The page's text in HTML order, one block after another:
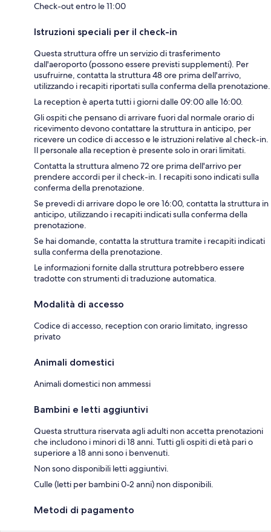
Check-out entro le 11:00
Istruzioni speciali per il check-in
Questa struttura offre un servizio di trasferimento
dall'aeroporto (possono essere previsti supplementi). Per
usufruirne, contatta la struttura 48 ore prima dell'arrivo,
utilizzando i recapiti riportati sulla conferma della prenotazione.
La reception è aperta tutti i giorni dalle 09:00 alle 16:00.
Gli ospiti che pensano di arrivare fuori dal normale orario di
ricevimento devono contattare la struttura in anticipo, per
ricevere un codice di accesso e le istruzioni relative al check-in.
Il personale alla reception è presente solo in orari limitati.
Contatta la struttura almeno 72 ore prima dell'arrivo per
prendere accordi per il check-in. I recapiti sono indicati sulla
conferma della prenotazione.
Se prevedi di arrivare dopo le ore 16:00, contatta la struttura in
anticipo, utilizzando i recapiti indicati sulla conferma della
prenotazione.
Se hai domande, contatta la struttura tramite i recapiti indicati
sulla conferma della prenotazione.
Le informazioni fornite dalla struttura potrebbero essere
tradotte con strumenti di traduzione automatica.
Modalità di accesso
Codice di accesso, reception con orario limitato, ingresso
privato
Animali domestici
Animali domestici non ammessi
Bambini e letti aggiuntivi
Questa struttura riservata agli adulti non accetta prenotazioni
che includono i minori di 18 anni. Tutti gli ospiti di età pari o
superiore a 18 anni sono i benvenuti.
Non sono disponibili letti aggiuntivi.
Culle (letti per bambini 0-2 anni) non disponibili.
Metodi di pagamento